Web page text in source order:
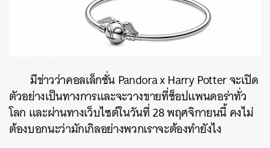
มีข่าวว่าคอลเล็กชั่นPandora x Harry Potter จะเปิด
ตัวอย่างเป็นทางการและจะวางขายที่ช็อปแพนดอร่าทั่ว
โลก และผ่านทางเว็บไซต์ในวันที่ 28 พฤศจิกายนนี้ คงไม่
ต้องบอกนะว่ามักเกิลอย่างพวกเราจะต้องทำยังไง